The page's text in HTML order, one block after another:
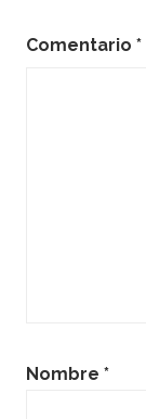
Comentario *
Nombre *